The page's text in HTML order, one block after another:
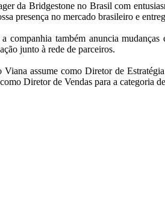
da Bridgestone no Brasil com
presença no mercado brasileiro e
companhia também anuncia
junto à rede de parceiros.
assume como Diretor de
Diretor de Vendas para a categoria